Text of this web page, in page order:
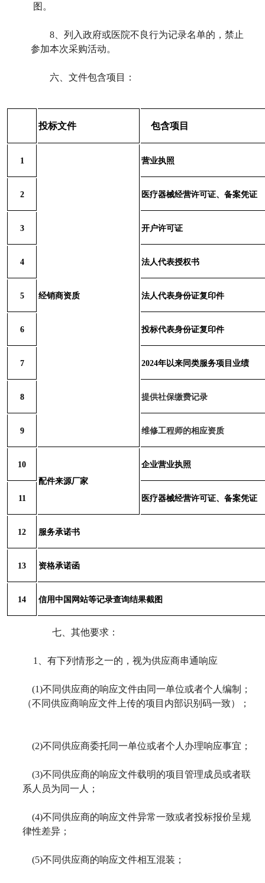
图。
8 、列入政府或医院不良行为记录名单的，禁止
参加本次采购活动。
六、文件包含项目：
投标文件 包含项目
1
经销商资质
营业执照
2 医疗器械经营许可证、备案凭证
3 开户许可证
4 法人代表授权书
5 法人代表身份证复印件
6 投标代表身份证复印件
7 2024年以来同类服务项目业绩
8 提供社保缴费记录
9 维修工程师的相应资质
10
配件来源厂家
企业营业执照
11 医疗器械经营许可证、备案凭证
12 服务承诺书
13 资格承诺函
14 信用中国网站等记录查询结果截图
七、其他要求：
1 、有下列情形之一的，视为供应商串通响应
(1)不同供应商的响应文件由同一单位或者个人编制；
（不同供应商响应文件上传的项目内部识别码一致）；
(2)不同供应商委托同一单位或者个人办理响应事宜；
(3)不同供应商的响应文件载明的项目管理成员或者联
系人员为同一人；
(4)不同供应商的响应文件异常一致或者投标报价呈规
律性差异；
(5)不同供应商的响应文件相互混装；